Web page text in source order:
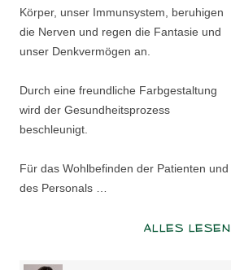
Körper, unser Immunsystem, beruhigen
die Nerven und regen die Fantasie und
unser Denkvermögen an.
Durch eine freundliche Farbgestaltung
wird der Gesundheitsprozess
beschleunigt.
Für das Wohlbefinden der Patienten und
des Personals …
ALLES LESEN